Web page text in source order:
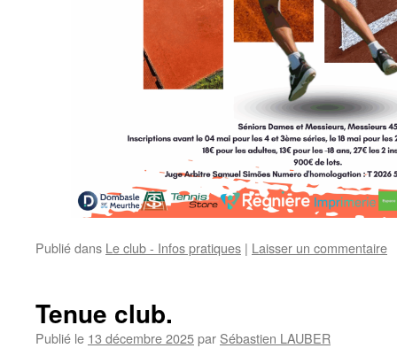
Publié dans Le club - Infos pratiques | Laisser un commentaire
Tenue club.
Publié le 13 décembre 2025par Sébastien LAUBER